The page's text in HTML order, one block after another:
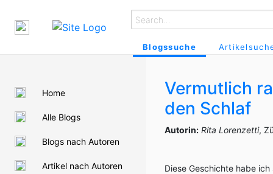
Blogssuche
Home
Alle Blogs
Blogs nach Autoren
Artikel nach Autoren
Vermutlich
den Schlaf
Autorin: Rita Lorenzetti,
Diese Geschichte habe